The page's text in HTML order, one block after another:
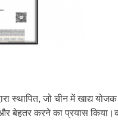
स्थापित, जो चीन में खाद्य योजक
बेहतर करने का प्रयास